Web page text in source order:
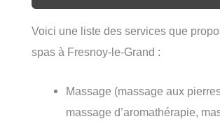
Voici une liste des services que
spas à Fresnoy-le-Grand :
Massage (massage aux
massage d’aromathérapie,